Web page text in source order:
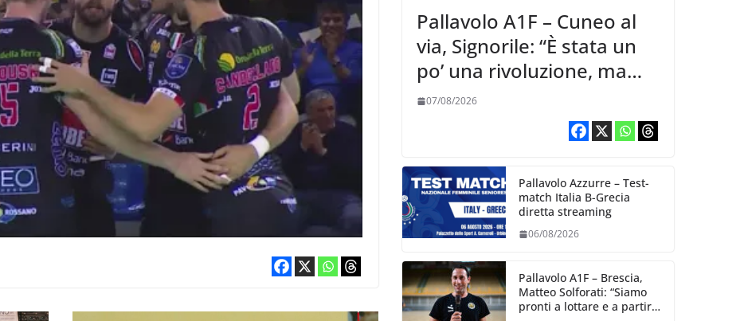
Pallavolo A1F – Cuneo al
via, Signorile: “È stata un
po’ una rivoluzione, ma
abbiamo le idee chiare siu
cosa vogliamo fare”
07/08/2026
Pallavolo Azzurre – Test-
match Italia B-Grecia
diretta streaming
06/08/2026
Pallavolo A1F – Brescia,
Matteo Solforati: “Siamo
pronti a lottare e a partire